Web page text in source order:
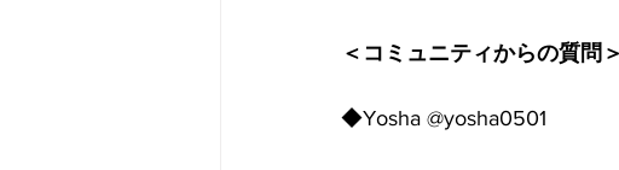
＜コミュニティからの質問＞
◆Yosha @yosha0501